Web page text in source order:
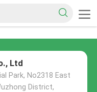
Ltd
Park, No2318 East
District,